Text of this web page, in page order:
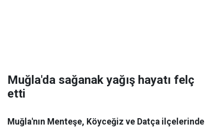
Muğla'da sağanak yağış hayatı felç
etti
Muğla'nın Menteşe, Köyceğiz ve Datça ilçelerinde